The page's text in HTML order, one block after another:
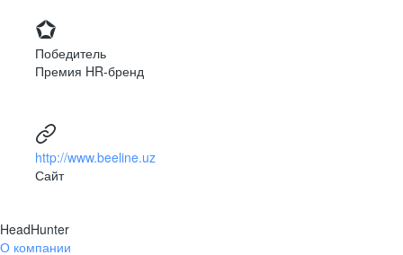
Победитель
Премия HR-бренд
http://www.beeline.uz
Сайт
HeadHunter
О компании